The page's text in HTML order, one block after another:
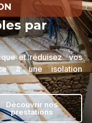
par
et réduisez vos
à une isolation
Découvrir nos
prestations